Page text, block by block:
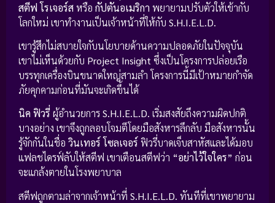
สตีฟ โรเจอร์สหรือ กัปตันอเมริกา พยายามปรับตัวให้เข้ากับ
โลกใหม่ เขาทำงานเป็นเจ้าหน้าที่ให้กับ S.H.I.E.L.D.
เขารู้สึกไม่สบายใจกับนโยบายด้านความปลอดภัยในปัจจุบัน
เขาไม่เห็นด้วยกับ Project Insight ซึ่งเป็นโครงการปล่อยเรือ
บรรทุกเครื่องบินขนาดใหญ่สามลำ โครงการนี้มีเป้าหมายกำจัด
ภัยคุกคามก่อนที่มันจะเกิดขึ้นได้
นิค ฟิวรี่ผู้อำนวยการS.H.I.E.L.D. เริ่มสงสัยถึงความผิดปกติ
บางอย่าง เขาจึงถูกลอบโจมตีโดยมือสังหารลึกลับ มือสังหารนั้น
รู้จักกันในชื่อ วินเทอร์ โซลเจอร์ ฟิวรี่บาดเจ็บสาหัสและได้มอบ
แฟลชไดรฟ์ลับให้สตีฟ เขาเตือนสตีฟว่า “อย่าไว้ใจใคร” ก่อน
จะแกล้งตายในโรงพยาบาล
สตีฟถูกตามล่าจากเจ้าหน้าที่ S.H.I.E.L.D. ทันทีที่เขาพยายาม